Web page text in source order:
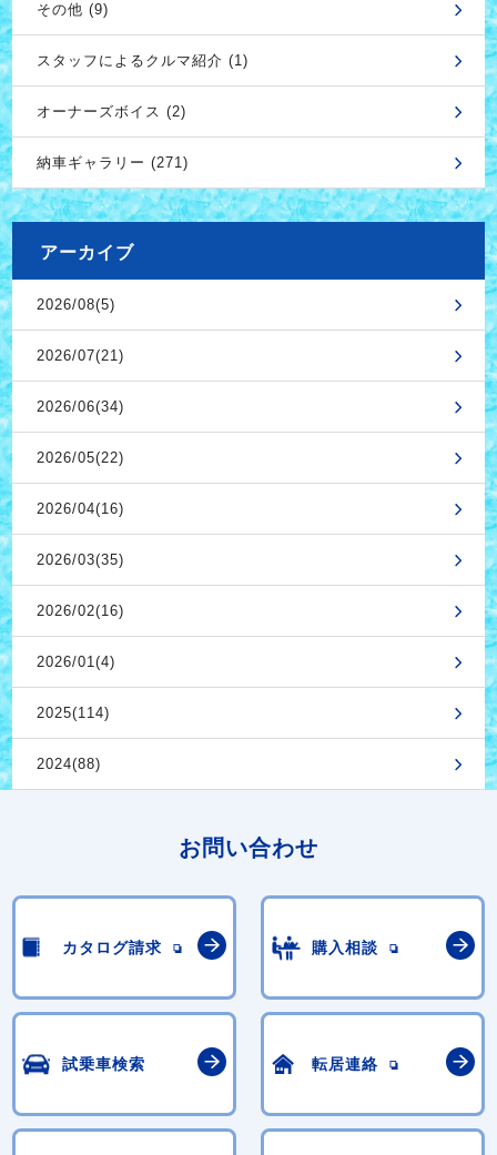
その他 (9)
スタッフによるクルマ紹介 (1)
オーナーズボイス (2)
納車ギャラリー (271)
アーカイブ
2026/08(5)
2026/07(21)
2026/06(34)
2026/05(22)
2026/04(16)
2026/03(35)
2026/02(16)
2026/01(4)
2025(114)
2024(88)
お問い合わせ
カタログ請求 購入相談
試乗車検索 転居連絡